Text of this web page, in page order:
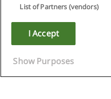
Copyright © Educaedu
List of Partners (vendors)
I Accept
Show Purposes